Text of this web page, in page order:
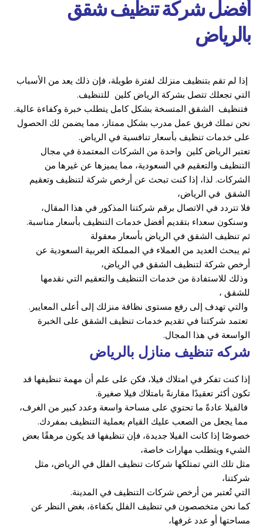
أفضل شركة تنظيف شقق
بالرياض
إذا لم تقم بتنظيف منزلك لفترة طويلة، فإن ذلك يعد من الأسباب
التي تجعلك تتصل بشركة الرياض كلين للتنظيف.
فتنظيف الشقق المتسخة بشكل كامل يتطلب خبرة وكفاءة عالية.
نحن نملك فريق عمل مدرب بشكل ممتاز، مما يضمن لك الحصول
على خدمات تنظيف بأسعار تنافسية في الرياض.
تعتبر الرياض كلين واحدة من الشركات المعتمدة في مجال
التنظيف والتعقيم في السعودية، مما يميزها عن غيرها من
الشركات. لذا، إذا كنت تبحث عن أرخص شركة لتنظيف وتعقيم
الشقق في الرياض،
فلا تتردد في الاتصال برقم شركتنا المذكور في هذا المقال،
وسنكون سعداء بتقديم أفضل خدمات التنظيف بأسعار مناسبة.
ثم تنظيف الشقق في الرياض بأسعار معقولة
ثم يبحث العديد من العملاء في المملكة العربية السعودية عن
أرخص شركة لتنظيف الشقق في الرياض،
وذلك للاستفادة من خدمات التنظيف والتعقيم التي نقدمها
للشقق ،
والتي تهدف إلى رفع مستوى نظافة منزلك إلى أعلى المعايير.
تعتمد شركتنا في تقديم خدمات تنظيف الشقق على الخبرة
الواسعة في هذا المجال.
شركه تنظيف منازل بالرياض
إذا كنت تفكر في امتلاك فيلا، فكن على علم أن مهمة تنظيفها قد
تكون أكثر تعقيدًا مقارنةً بامتلاك فيلا صغيرة.
فالفيلا عادةً ما تحتوي على مساحة واسعة وعدد كبير من الغرف،
مما يجعل من الصعب عليك القيام بعملية التنظيف بمفردك.
خصوصًا إذا كانت الفيلا جديدة، فإن تنظيفها قد يكون مرهقًا بعض
الشيء ويتطلب مهارات خاصة،
مثل تلك التي تمتلكها شركات تنظيف الفلل في الرياض، مثل
شركتنا،
التي تُعتبر من أرخص شركات التنظيف في المدينة.
كما نحن متخصصون في تنظيف الفلل بكفاءة، بغض النظر عن
مساحتها أو عدد غرفها،